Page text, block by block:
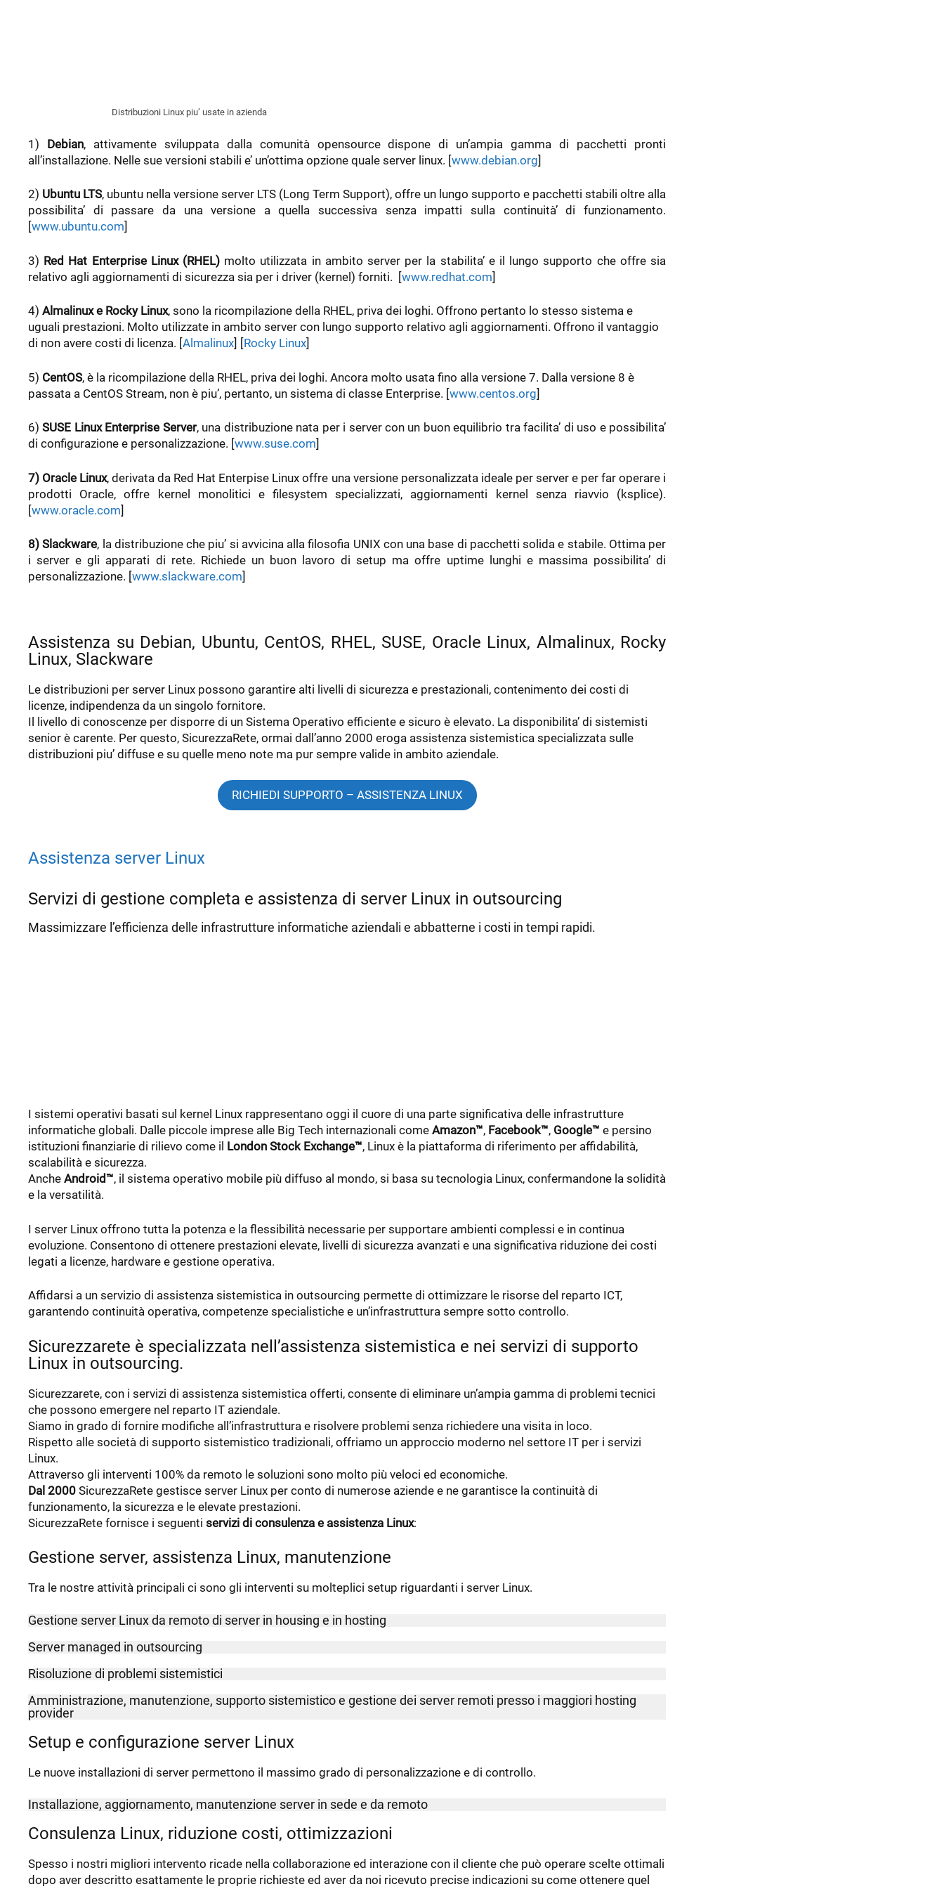
Distribuzioni Linux piu’ usate in azienda
1) Debian, attivamente sviluppata dalla comunità opensource dispone di un’ampia gamma di pacchetti pronti
all’installazione. Nelle sue versioni stabili e’ un’ottima opzione quale server linux. [www.debian.org]
2) Ubuntu LTS, ubuntu nella versione server LTS (Long Term Support), offre un lungo supporto e pacchetti stabili oltre alla
possibilita’ di passare da una versione a quella successiva senza impatti sulla continuità’ di funzionamento.
[www.ubuntu.com]
3) Red Hat Enterprise Linux (RHEL) molto utilizzata in ambito server per la stabilita’ e il lungo supporto che offre sia
relativo agli aggiornamenti di sicurezza sia per i driver (kernel) forniti. [www.redhat.com]
4) Almalinux e Rocky Linux, sono la ricompilazione della RHEL, priva dei loghi. Offrono pertanto lo stesso sistema e
uguali prestazioni. Molto utilizzate in ambito server con lungo supporto relativo agli aggiornamenti. Offrono il vantaggio
di non avere costi di licenza. [Almalinux] [Rocky Linux]
5) CentOS, è la ricompilazione della RHEL, priva dei loghi. Ancora molto usata fino alla versione 7. Dalla versione 8 è
passata a CentOS Stream, non è piu’, pertanto, un sistema di classe Enterprise. [www.centos.org]
6)SUSE Linux Enterprise Server, una distribuzione nata per i server con un buon equilibrio tra facilita’ di uso e possibilita’
di configurazione e personalizzazione. [www.suse.com]
7) Oracle Linux, derivata da Red Hat Enterpise Linux offre una versione personalizzata ideale per server e per far operare i
prodotti Oracle, offre kernel monolitici e filesystem specializzati, aggiornamenti kernel senza riavvio (ksplice).
[www.oracle.com]
8) Slackware, la distribuzione che piu’ si avvicina alla filosofia UNIX con una base di pacchetti solida e stabile. Ottima per
i server e gli apparati di rete. Richiede un buon lavoro di setup ma offre uptime lunghi e massima possibilita’ di
personalizzazione. [www.slackware.com]
Assistenza su Debian, Ubuntu, CentOS, RHEL, SUSE, Oracle Linux, Almalinux, Rocky
Linux, Slackware
Le distribuzioni per server Linux possono garantire alti livelli di sicurezza e prestazionali, contenimento dei costi di
licenze, indipendenza da un singolo fornitore.
Il livello di conoscenze per disporre di un Sistema Operativo efficiente e sicuro è elevato. La disponibilita’ di sistemisti
senior è carente. Per questo, SicurezzaRete, ormai dall’anno 2000 eroga assistenza sistemistica specializzata sulle
distribuzioni piu’ diffuse e su quelle meno note ma pur sempre valide in ambito aziendale.
RICHIEDI SUPPORTO – ASSISTENZA LINUX
Assistenza server Linux
Servizi di gestione completa e assistenza di server Linux in outsourcing
Massimizzare l’efficienza delle infrastrutture informatiche aziendali e abbatterne i costi in tempi rapidi.
I sistemi operativi basati sul kernel Linux rappresentano oggi il cuore di una parte significativa delle infrastrutture
informatiche globali. Dalle piccole imprese alle Big Tech internazionali come Amazon™, Facebook™, Google™ e persino
istituzioni finanziarie di rilievo come il London Stock Exchange™, Linux è la piattaforma di riferimento per affidabilità,
scalabilità e sicurezza.
Anche Android™, il sistema operativo mobile più diffuso al mondo, si basa su tecnologia Linux, confermandone la solidità
e la versatilità.
I server Linux offrono tutta la potenza e la flessibilità necessarie per supportare ambienti complessi e in continua
evoluzione. Consentono di ottenere prestazioni elevate, livelli di sicurezza avanzati e una significativa riduzione dei costi
legati a licenze, hardware e gestione operativa.
Affidarsi a un servizio di assistenza sistemistica in outsourcing permette di ottimizzare le risorse del reparto ICT,
garantendo continuità operativa, competenze specialistiche e un’infrastruttura sempre sotto controllo.
Sicurezzarete è specializzata nell’assistenza sistemistica e nei servizi di supporto
Linux in outsourcing.
Sicurezzarete, con i servizi di assistenza sistemistica offerti, consente di eliminare un’ampia gamma di problemi tecnici
che possono emergere nel reparto IT aziendale.
Siamo in grado di fornire modifiche all’infrastruttura e risolvere problemi senza richiedere una visita in loco.
Rispetto alle società di supporto sistemistico tradizionali, offriamo un approccio moderno nel settore IT per i servizi
Linux.
Attraverso gli interventi 100% da remoto le soluzioni sono molto più veloci ed economiche.
Dal 2000 SicurezzaRete gestisce server Linux per conto di numerose aziende e ne garantisce la continuità di
funzionamento, la sicurezza e le elevate prestazioni.
SicurezzaRete fornisce i seguenti servizi di consulenza e assistenza Linux:
Gestione server, assistenza Linux, manutenzione
Tra le nostre attività principali ci sono gli interventi su molteplici setup riguardanti i server Linux.
Gestione server Linux da remoto di server in housing e in hosting
Server managed in outsourcing
Risoluzione di problemi sistemistici
Amministrazione, manutenzione, supporto sistemistico e gestione dei server remoti presso i maggiori hosting
provider
Setup e configurazione server Linux
Le nuove installazioni di server permettono il massimo grado di personalizzazione e di controllo.
Installazione, aggiornamento, manutenzione server in sede e da remoto
Consulenza Linux, riduzione costi, ottimizzazioni
Spesso i nostri migliori intervento ricade nella collaborazione ed interazione con il cliente che può operare scelte ottimali
dopo aver descritto esattamente le proprie richieste ed aver da noi ricevuto precise indicazioni su come ottenere quel